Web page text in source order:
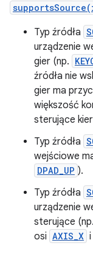
Typ źródła
urządzenie
gier (np.
źródła nie
gier ma
większość
sterujące
Typ źródła
wejściowe
DPAD_UP ).
Typ źródła
urządzenie
sterujące
osi AXIS_X i